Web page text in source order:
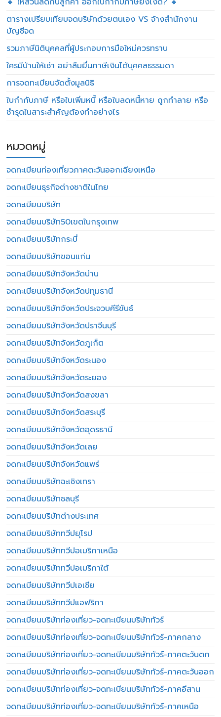
ตารางเปรียบเทียบจดบริษัทด้วยตนเอง VS จ้างสำนักงาน
บัญชีจด
รวมภาษีนิติบุคคลที่ผู้ประกอบการมือใหม่ควรทราบ
ใครมีบ้านให้เช่า อย่าลืมยื่นภาษีเงินได้บุคคลธรรมดา
การจดทะเบียนจัดตั้งมูลนิธิ
ใบกำกับภาษี หรือใบเพิ่มหนี้ หรือใบลดหนี้หาย ถูกทำลาย หรือ
ชำรุดในสาระสำคัญต้องทำอย่างไร
หมวดหมู่
จดทะเบียนท่องเที่ยวภาคตะวันออกเฉียงเหนือ
จดทะเบียนธุรกิจต่างชาติในไทย
จดทะเบียนบริษัท
จดทะเบียนบริษัท50เขตในกรุงเทพ
จดทะเบียนบริษัทกระบี่
จดทะเบียนบริษัทขอนแก่น
จดทะเบียนบริษัทจังหวัดน่าน
จดทะเบียนบริษัทจังหวัดปทุมธานี
จดทะเบียนบริษัทจังหวัดประจวบคีรีขันธ์
จดทะเบียนบริษัทจังหวัดปราจีนบุรี
จดทะเบียนบริษัทจังหวัดภูเก็ต
จดทะเบียนบริษัทจังหวัดระนอง
จดทะเบียนบริษัทจังหวัดระยอง
จดทะเบียนบริษัทจังหวัดสงขลา
จดทะเบียนบริษัทจังหวัดสระบุรี
จดทะเบียนบริษัทจังหวัดอุดรธานี
จดทะเบียนบริษัทจังหวัดเลย
จดทะเบียนบริษัทจังหวัดแพร่
จดทะเบียนบริษัทฉะเชิงเทรา
จดทะเบียนบริษัทชลบุรี
จดทะเบียนบริษัทต่างประเทศ
จดทะเบียนบริษัททวีปยุโรป
จดทะเบียนบริษัททวีปอเมริกาเหนือ
จดทะเบียนบริษัททวีปอเมริกาใต้
จดทะเบียนบริษัททวีปเอเชีย
จดทะเบียนบริษัททวีปแอฟริกา
จดทะเบียนบริษัทท่องเที่ยว-จดทะเบียนบริษัททัวร์
จดทะเบียนบริษัทท่องเที่ยว-จดทะเบียนบริษัททัวร์-ภาคกลาง
จดทะเบียนบริษัทท่องเที่ยว-จดทะเบียนบริษัททัวร์-ภาคตะวันตก
จดทะเบียนบริษัทท่องเที่ยว-จดทะเบียนบริษัททัวร์-ภาคตะวันออก
จดทะเบียนบริษัทท่องเที่ยว-จดทะเบียนบริษัททัวร์-ภาคอีสาน
จดทะเบียนบริษัทท่องเที่ยว-จดทะเบียนบริษัททัวร์-ภาคเหนือ